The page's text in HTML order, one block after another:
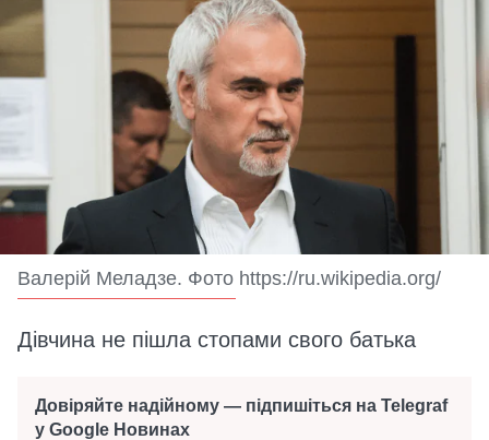
Валерій Меладзе. Фото https://ru.wikipedia.org/
Дівчина не пішла стопами свого батька
Довіряйте надійному — підпишіться на Telegraf
у Google Новинах